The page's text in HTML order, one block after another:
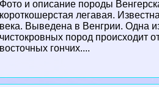
Фото и описание породы
короткошерстая легавая.
века. Выведена в Венгрии. Одна
чистокровных пород происходит
восточных гончих....